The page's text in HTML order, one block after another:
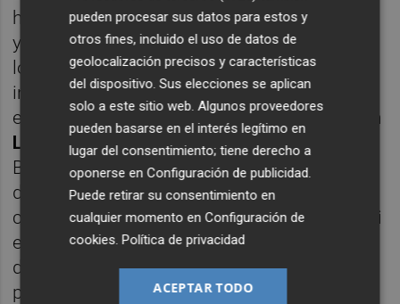
hacerlo por orgullo, dinero o vete tú a saber
ya. Al final, cuando desaparece alguno de
los intérpretes principales, la cosa es
inevitable que vaya a menos. Algo así como
en
Narcoscuando murió Pablo Escobar o en
La Casa de Papelcuando se cargaron a
Berlín. Que las series molaban también
después pero infinitamente menos que
cuando estaban ellos. Pues el Valencia CF ni
eso. En esta producción todo ha sido un
desastre, empezando por la dirección o los
personajes; y acabando por la producción
pueden procesar sus datos para estos y
otros fines, incluido el uso de datos de
geolocalización precisos y características
del dispositivo. Sus elecciones se aplican
solo a este sitio web. Algunos proveedores
pueden basarse en el interés legítimo en
lugar del consentimiento; tiene derecho a
oponerse enConfiguración de publicidad.
Puede retirar su consentimiento en
cualquier momento enConfiguración de
cookies.Política de privacidad
ACEPTAR TODO